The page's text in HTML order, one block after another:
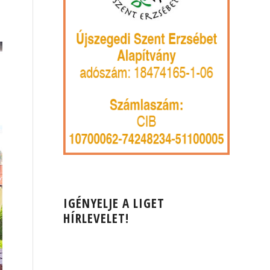
IGÉNYELJE A LIGET
HÍRLEVELET!